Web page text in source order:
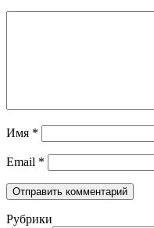
Имя *
Email *
Рубрики